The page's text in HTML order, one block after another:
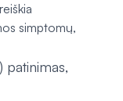
simptomų,
patinimas,